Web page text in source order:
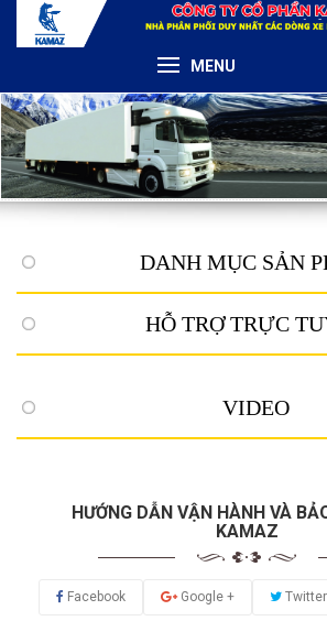
MENU
DANH MỤC SẢN
HỖ TRỢ TRỰC
VIDEO
HƯỚNG DẪN VẬN HÀNH VÀ
KAMAZ
Facebook Google + Twitter